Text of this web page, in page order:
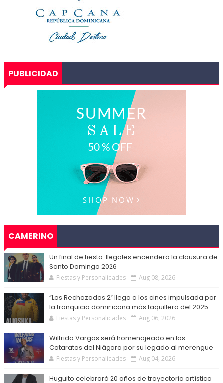
PUBLICIDAD
CAMERINO
Un final de fiesta: Ilegales encenderá la clausura de
Santo Domingo 2026
Fiestas y Personalidades Aug 08, 2026
“Los Rechazados 2” llega a los cines impulsada por
la franquicia dominicana más taquillera del 2025
Fiestas y Personalidades Aug 06, 2026
Wilfrido Vargas será homenajeado en las
Cataratas del Niágara por su legado al merengue
Fiestas y Personalidades Aug 04, 2026
Huguito celebrará 20 años de trayectoria artística